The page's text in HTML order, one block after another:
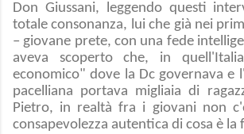
Don Giussani, leggendo questi
totale consonanza, lui che già nei
– giovane prete, con una fede
aveva scoperto che, in
economico" dove la Dc governava e
pacelliana portava migliaia di
Pietro, in realtà fra i giovani non
consapevolezza autentica di cosa è la